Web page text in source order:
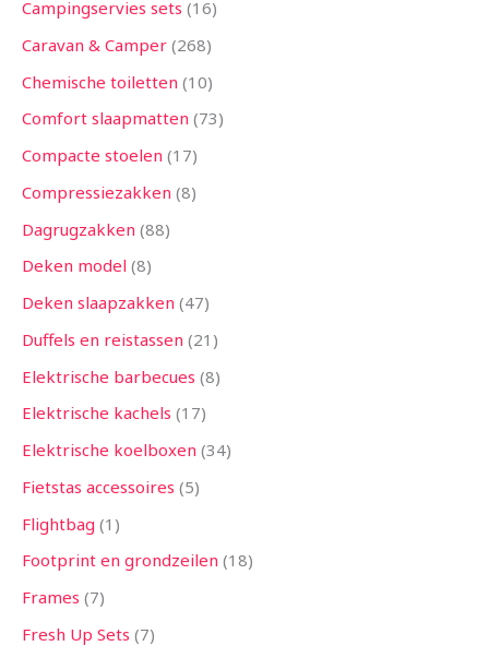
Campingservies sets 16
Caravan & Camper 268
Chemische toiletten 10
Comfort slaapmatten 73
Compacte stoelen 17
Compressiezakken 8
Dagrugzakken 88
Deken model 8
Deken slaapzakken 47
Duffels en reistassen 21
Elektrische barbecues 8
Elektrische kachels 17
Elektrische koelboxen 34
Fietstas accessoires 5
Flightbag 1
Footprint en grondzeilen 18
Frames 7
Fresh Up Sets 7